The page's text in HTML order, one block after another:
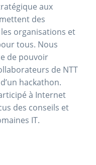
aux
des
organisations et
tous. Nous
de pouvoir
de NTT
hackathon.
à Internet
des conseils et
IT.